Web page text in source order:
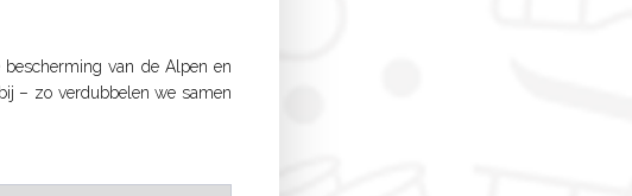
bescherming van de Alpen en
– zo verdubbelen we samen